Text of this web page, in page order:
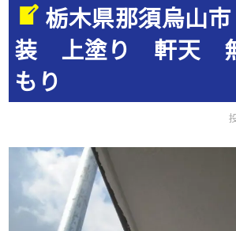
栃木県那須烏山
装 上塗り 軒天
もり